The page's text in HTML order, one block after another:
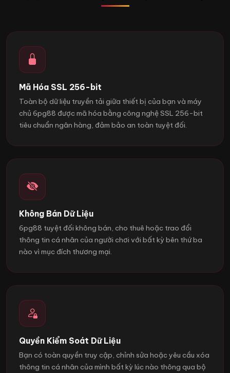
Mã Hóa SSL 256-bit
Toàn bộ dữ liệu truyền tải giữa thiết bị của bạn và máy
chủ 6pg88 được mã hóa bằng công nghệ SSL 256-bit
tiêu chuẩn ngân hàng, đảm bảo an toàn tuyệt đối.
Không Bán Dữ Liệu
6pg88 tuyệt đối không bán, cho thuê hoặc trao đổi
thông tin cá nhân của người chơi với bất kỳ bên thứ ba
nào vì mục đích thương mại.
Quyền Kiểm Soát Dữ Liệu
Bạn có toàn quyền truy cập, chỉnh sửa hoặc yêu cầu xóa
thông tin cá nhân của mình bất kỳ lúc nào thông qua bộ